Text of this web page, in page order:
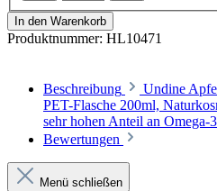
In den Warenkorb
Produktnummer: HL10471
Beschreibung
Undine
PET-Flasche 200ml,
sehr hohen Anteil an
Bewertungen
Menü schließen